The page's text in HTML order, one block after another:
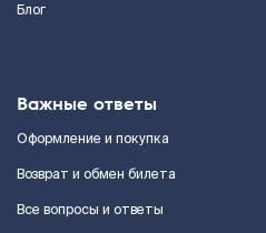
Блог
Важные ответы
Оформление и покупка
Возврат и обмен билета
Все вопросы и ответы